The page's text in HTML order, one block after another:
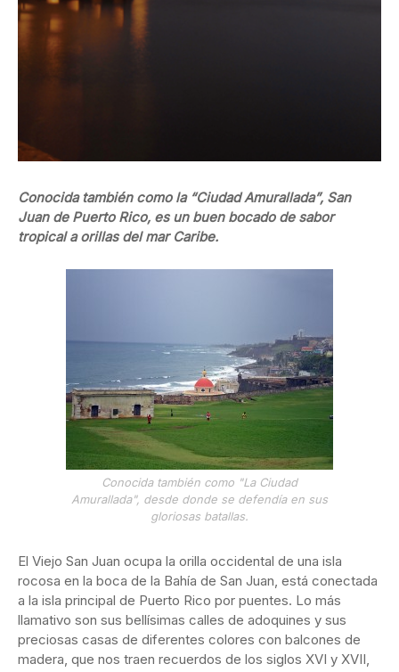
Conocida también como la “Ciudad Amurallada”, San
Juan de Puerto Rico, es un buen bocado de sabor
tropical a orillas del mar Caribe.
Conocida también como "La Ciudad
Amurallada", desde donde se defendía en sus
gloriosas batallas.
El Viejo San Juan ocupa la orilla occidental de una isla
rocosa en la boca de la Bahía de San Juan, está conectada
a la isla principal de Puerto Rico por puentes. Lo más
llamativo son sus bellísimas calles de adoquines y sus
preciosas casas de diferentes colores con balcones de
madera, que nos traen recuerdos de los siglos XVI y XVII,